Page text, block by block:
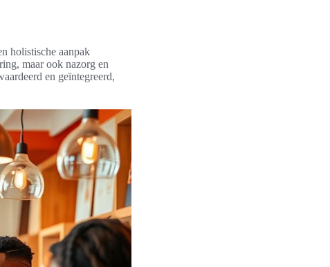
holistische aanpak
maar ook nazorg en
en geïntegreerd,